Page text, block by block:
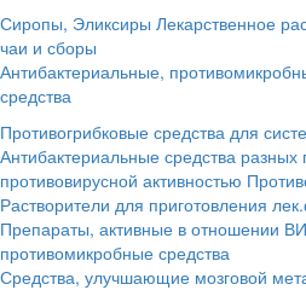
Сиропы, Эликсиры Лекарственное
чаи и сборы
Антибактериальные,
средства
Противогрибковые средства для
Антибактериальные средства разных
противовирусной активностью
Растворители для приготовления
Препараты, активные в отношении
противомикробные средства
Средства, улучшающие мозговой